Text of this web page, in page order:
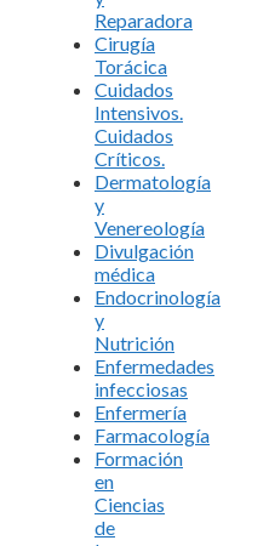
Reparadora
Cirugía
Torácica
Cuidados
Intensivos.
Cuidados
Críticos.
Dermatología
y
Venereología
Divulgación
médica
Endocrinología
y
Nutrición
Enfermedades
infecciosas
Enfermería
Farmacología
Formación
en
Ciencias
de